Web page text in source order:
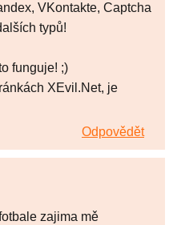
VKontakte, Captcha
typů!
funguje! ;)
XEvil.Net, je
Odpovědět
zajima mě